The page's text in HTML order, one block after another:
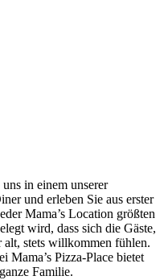
in einem unserer
und erleben Sie aus erster
Mama’s Location größten
wird, dass sich die Gäste,
stets willkommen fühlen.
Mama’s Pizza-Place bietet
Familie.